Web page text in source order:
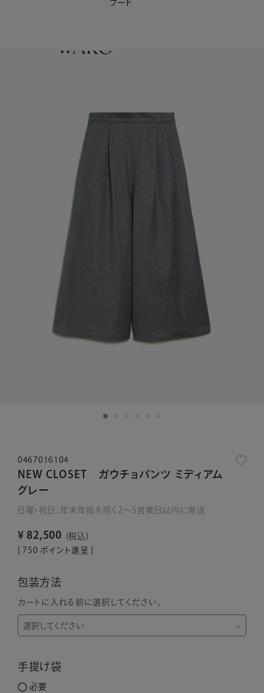
【会員様限定】夏のプレゼントキャンペーン開催中
フード
0467016104
NEW CLOSET ガウチョパンツ ミディアム
グレー
日曜・祝日、年末年始を除く2～5営業日以内に発送
¥ 82,500
税込
750 ポイント進呈 ]
包装方法
カートに入れる前に選択してください。
手提げ袋
必要